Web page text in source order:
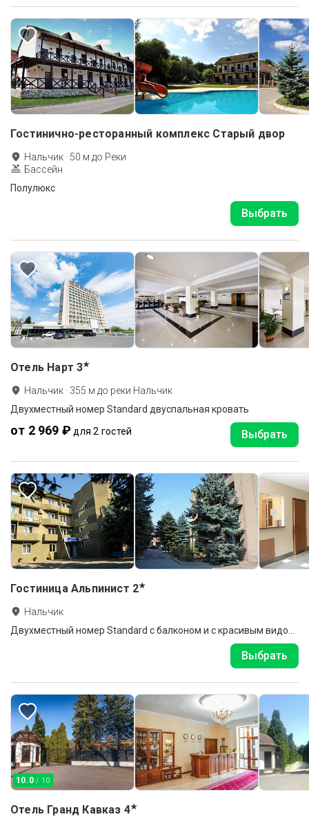
Гостинично-ресторанный комплекс Старый двор
Нальчик · 50 м до Реки
Бассейн
Полулюкс
Выбрать
Отель Нарт 3★
Нальчик · 355 м до реки Нальчик
Двухместный номер Standard двуспальная кровать
от 2 969 ₽ для 2 гостей Выбрать
Гостиница Альпинист 2★
Нальчик
Выбрать
10.0 / 10
Отель Гранд Кавказ 4★